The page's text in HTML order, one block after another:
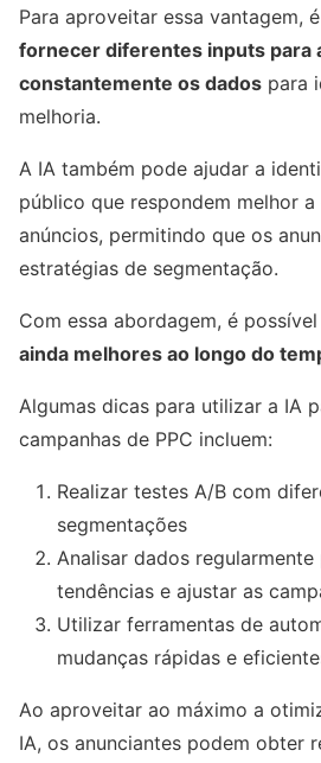
Para aproveitar essa vantagem,
fornecer diferentes inputs para
constantemente os dados para
melhoria.
A IA também pode ajudar a
público que respondem melhor
anúncios, permitindo que os
estratégias de segmentação.
Com essa abordagem, é possível
ainda melhores ao longo do
Algumas dicas para utilizar a IA
campanhas de PPC incluem:
Realizar testes A/B com
segmentações
Analisar dados
tendências e ajustar as
Utilizar ferramentas de
mudanças rápidas e
Ao aproveitar ao máximo a
IA, os anunciantes podem obter